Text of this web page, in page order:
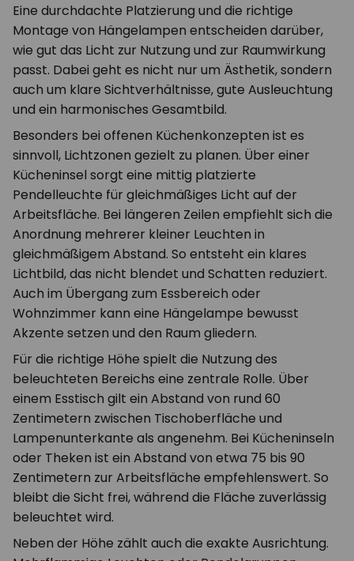
Eine durchdachte Platzierung und die richtige
Montage von Hängelampen entscheiden darüber,
wie gut das Licht zur Nutzung und zur Raumwirkung
passt. Dabei geht es nicht nur um Ästhetik, sondern
auch um klare Sichtverhältnisse, gute Ausleuchtung
und ein harmonisches Gesamtbild.
Besonders bei offenen Küchenkonzepten ist es
sinnvoll, Lichtzonen gezielt zu planen. Über einer
Kücheninsel sorgt eine mittig platzierte
Pendelleuchte für gleichmäßiges Licht auf der
Arbeitsfläche. Bei längeren Zeilen empfiehlt sich die
Anordnung mehrerer kleiner Leuchten in
gleichmäßigem Abstand. So entsteht ein klares
Lichtbild, das nicht blendet und Schatten reduziert.
Auch im Übergang zum Essbereich oder
Wohnzimmer kann eine Hängelampe bewusst
Akzente setzen und den Raum gliedern.
Für die richtige Höhe spielt die Nutzung des
beleuchteten Bereichs eine zentrale Rolle. Über
einem Esstisch gilt ein Abstand von rund 60
Zentimetern zwischen Tischoberfläche und
Lampenunterkante als angenehm. Bei Kücheninseln
oder Theken ist ein Abstand von etwa 75 bis 90
Zentimetern zur Arbeitsfläche empfehlenswert. So
bleibt die Sicht frei, während die Fläche zuverlässig
beleuchtet wird.
Neben der Höhe zählt auch die exakte Ausrichtung.